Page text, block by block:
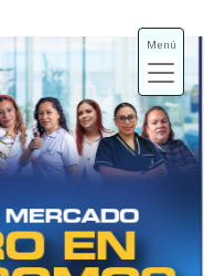
Menú